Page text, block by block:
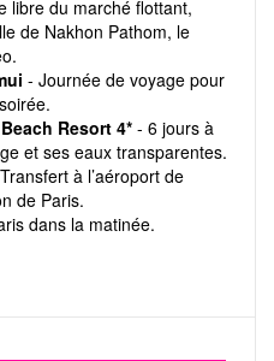
libre du marché flottant,
de Nakhon Pathom, le
- Journée de voyage pour
Resort 4*- 6 jours à
et ses eaux transparentes.
à l’aéroport de
de Paris.
dans la matinée.